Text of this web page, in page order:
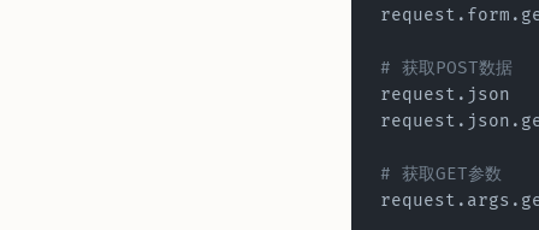
# 获取POST数据
request.json
# 获取GET参数